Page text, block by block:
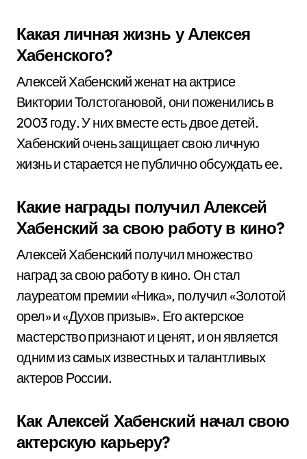
Какая личная жизнь у Алексея
Хабенского?
Алексей Хабенский женат на актрисе
Виктории Толстогановой, они поженились в
2003 году. У них вместе есть двое детей.
Хабенский очень защищает свою личную
жизнь и старается не публично обсуждать ее.
Какие награды получил Алексей
Хабенский за свою работу в кино?
Алексей Хабенский получил множество
наград за свою работу в кино. Он стал
лауреатом премии «Ника», получил «Золотой
орел» и «Духов призыв». Его актерское
мастерство признают и ценят, и он является
одним из самых известных и талантливых
актеров России.
Как Алексей Хабенский начал свою
актерскую карьеру?